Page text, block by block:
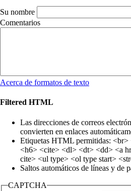
Su nombre
Comentarios
Acerca de formatos de texto
Filtered HTML
Las direcciones de correos
convierten en enlaces
Etiquetas HTML permitidas:
<h6> <cite> <dl> <dt> <dd> <a
cite> <ul type> <ol type start>
Saltos automáticos de líneas y de
CAPTCHA